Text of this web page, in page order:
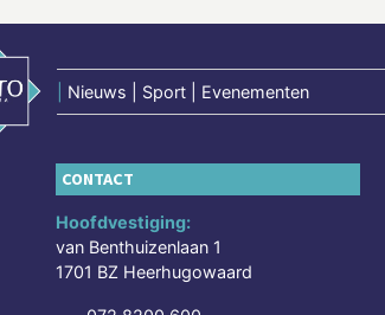
Nieuws | Sport | Evenementen
CONTACT
Hoofdvestiging:
van Benthuizenlaan 1
1701 BZ Heerhugowaard